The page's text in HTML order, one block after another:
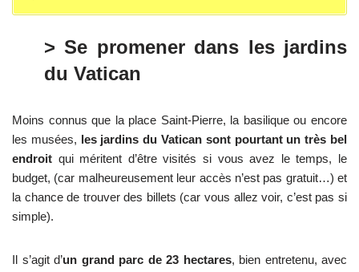
> Se promener dans les jardins
du Vatican
Moins connus que la place Saint-Pierre, la basilique ou encore
les musées, les jardins du Vatican sont pourtant un très bel
endroit qui méritent d’être visités si vous avez le temps, le
budget, (car malheureusement leur accès n’est pas gratuit…) et
la chance de trouver des billets (car vous allez voir, c’est pas si
simple).
Il s’agit d’un grand parc de 23 hectares, bien entretenu, avec